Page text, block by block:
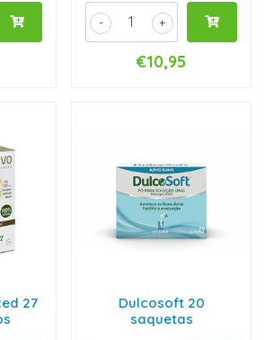
+
-
€10,95
27
Dulcosoft 20
saquetas